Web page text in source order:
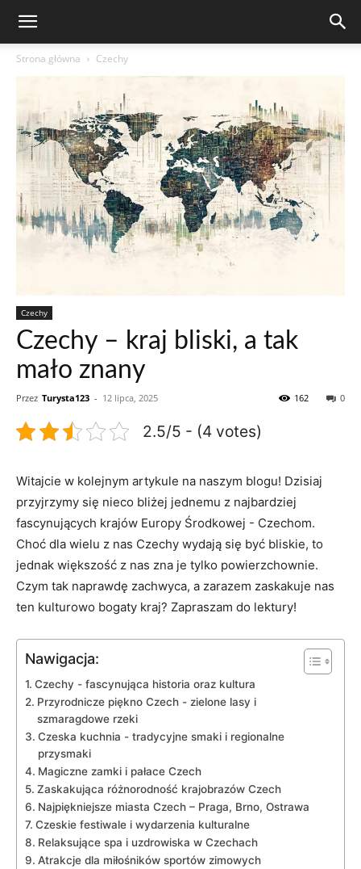
Strona główna Czechy
Czechy
Czechy – kraj bliski, a tak
mało znany
Przez Turysta123 - 12 lipca, 2025 0
162
2.5/5 - (4 votes)
Witajcie w ⁣kolejnym ⁢artykule ‍na ⁢naszym blogu! Dzisiaj
przyjrzymy się nieco bliżej⁢ jednemu z najbardziej
fascynujących ⁣krajów Europy Środkowej ⁢- Czechom.
Choć dla wielu z nas Czechy ⁣wydają​ się ‌być bliskie, to
jednak większość ​z⁤ nas zna je tylko powierzchownie.
Czym tak ⁣naprawdę‌ zachwyca, a ⁢zarazem zaskakuje nas
ten kulturowo bogaty kraj? Zapraszam do lektury!
Nawigacja:
Czechy ‍- fascynująca historia oraz kultura
Przyrodnicze piękno‍ Czech ⁣- ⁣zielone lasy i⁤
szmaragdowe ‌rzeki
Czeska‍ kuchnia ‌- tradycyjne smaki i regionalne
przysmaki
Magiczne zamki i pałace ⁤Czech
Zaskakująca różnorodność krajobrazów Czech
Najpiękniejsze miasta Czech – Praga, ⁢Brno,​ Ostrawa
Czeskie festiwale i ⁤wydarzenia kulturalne
Relaksujące spa⁤ i uzdrowiska ⁤w ​Czechach
Atrakcje dla miłośników sportów zimowych